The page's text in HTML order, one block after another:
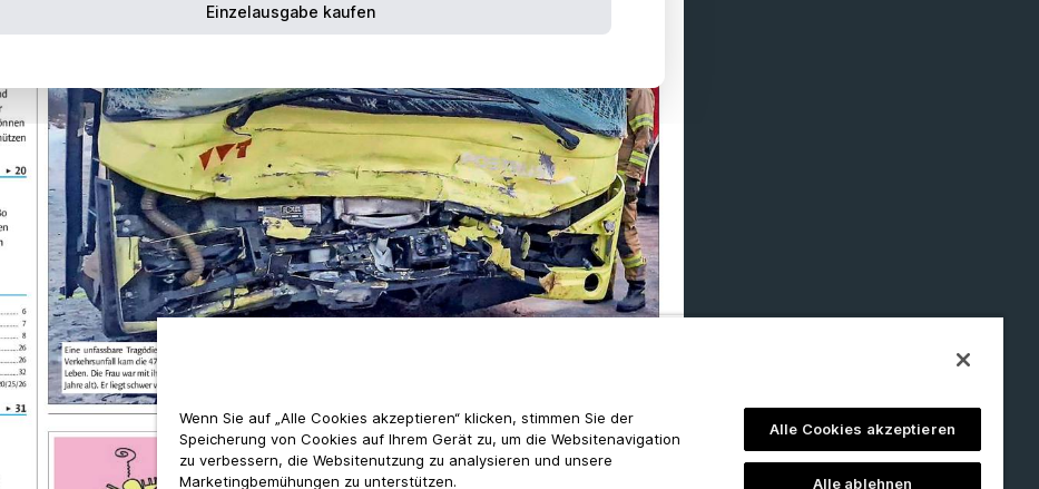
Einzelausgabe kaufen
Wenn Sie auf „Alle Cookies akzeptieren“ klicken, stimmen Sie der
Speicherung von Cookies auf Ihrem Gerät zu, um die Websitenavigation
zu verbessern, die Websitenutzung zu analysieren und unsere
Marketingbemühungen zu unterstützen.
Alle Cookies akzeptieren
Alle ablehnen